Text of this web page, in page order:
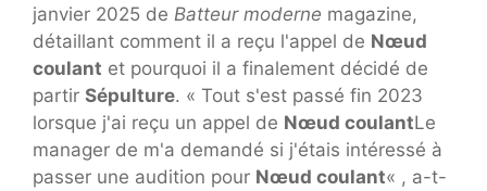
janvier 2025 de Batteur moderne magazine,
détaillant comment il a reçu l'appel de Nœud
coulant et pourquoi il a finalement décidé de
partir Sépulture. « Tout s'est passé fin 2023
lorsque j'ai reçu un appel de Nœud coulantLe
manager de m'a demandé si j'étais intéressé à
passer une audition pour Nœud coulant« , a-t-